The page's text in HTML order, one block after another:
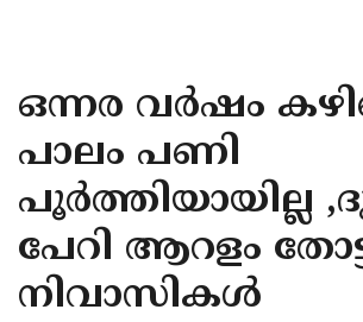
KANNUR
KASARAGOD
ഒന്നര വര്‍ഷം
പാലം പണി
പൂര്‍ത്തിയായില്ല
പേറി ആറളം
നിവാസികള്‍